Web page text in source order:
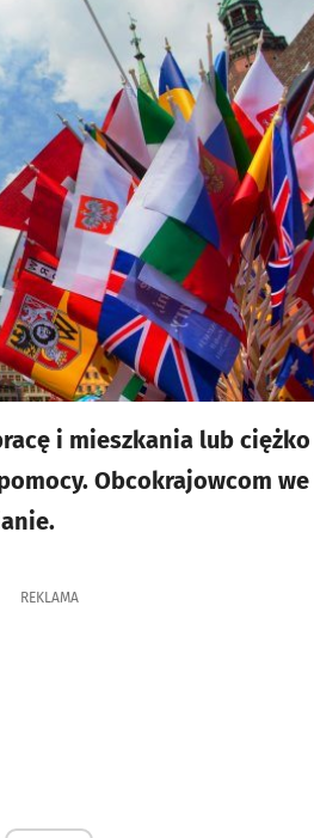
i mieszkania lub
Obcokrajowcom
REKLAMA